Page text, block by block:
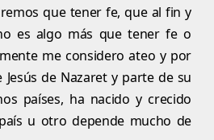
que tener fe, que al fin y
es algo más que tener fe o
me considero ateo y por
de Nazaret y parte de su
países, ha nacido y crecido
u otro depende mucho de